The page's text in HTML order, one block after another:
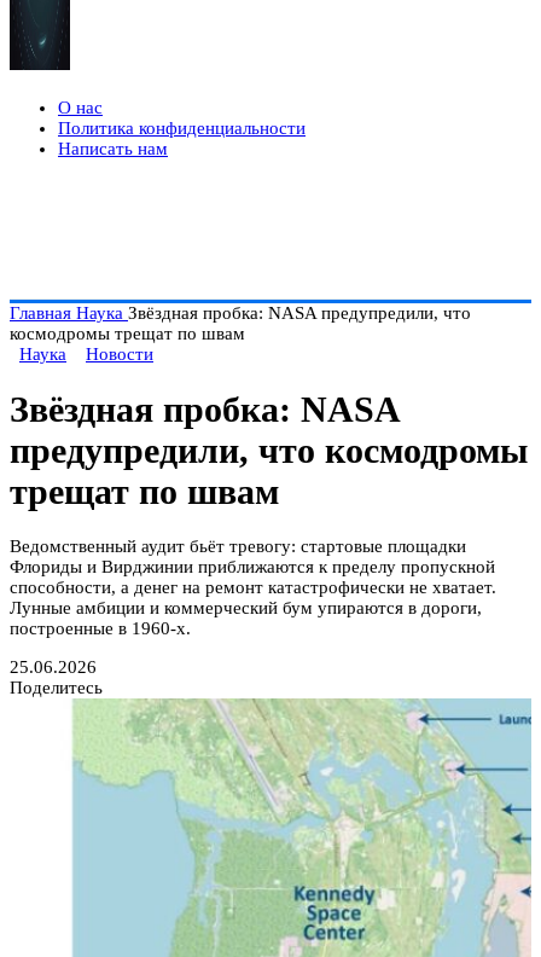
О нас
Политика конфиденциальности
Написать нам
Главная Наука Звёздная пробка: NASA предупредили, что
космодромы трещат по швам
Наука
Новости
Звёздная пробка: NASA
предупредили, что космодромы
трещат по швам
Ведомственный аудит бьёт тревогу: стартовые площадки
Флориды и Вирджинии приближаются к пределу пропускной
способности, а денег на ремонт катастрофически не хватает.
Лунные амбиции и коммерческий бум упираются в дороги,
построенные в 1960-х.
25.06.2026
Поделитесь